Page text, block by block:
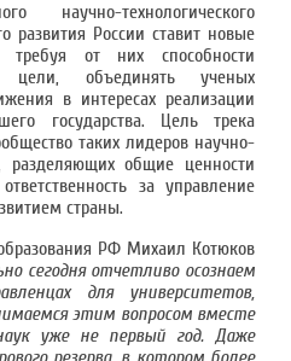
научно-технологического
развития России ставит новые
от них способности
цели, объединять ученых
в интересах реализации
государства. Цель трека
таких лидеров научно-
разделяющих общие ценности
за управление
страны.
РФ Михаил Котюков
сегодня отчетливо осознаем
для университетов,
этим вопросом вместе
уже не первый год. Даже